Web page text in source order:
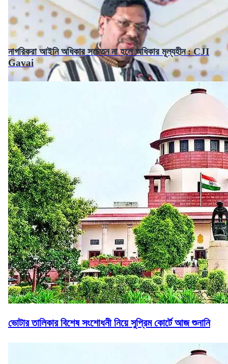
নাগরিকরা আইনি অধিকার সচেতন না হলে অধিকার মূল্যহীন : CJI
Gavai
ভোটার তালিকার বিশেষ সংশোধনী নিয়ে সুপ্রিম কোর্টে আজ শুনানি